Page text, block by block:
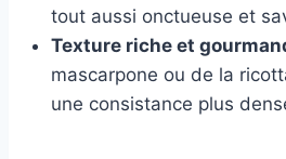
tout aussi onctueuse et
Texture riche et
mascarpone ou de la
une consistance plus